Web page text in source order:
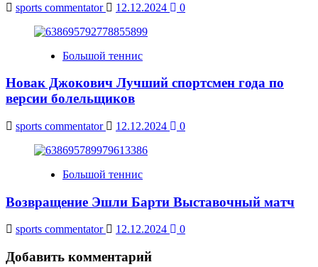
sports commentator 12.12.2024 0
Большой теннис
Новак Джокович Лучший спортсмен года по
версии болельщиков
sports commentator 12.12.2024 0
Большой теннис
Возвращение Эшли Барти Выставочный матч
sports commentator 12.12.2024 0
Добавить комментарий